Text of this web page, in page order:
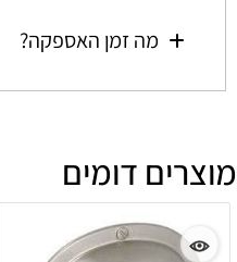
מה זמן האספקה?
מוצרים דומים